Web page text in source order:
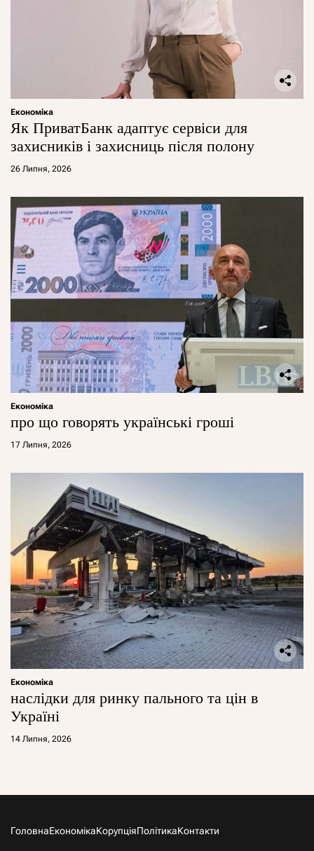
Економіка
Як ПриватБанк адаптує сервіси для
захисників і захисниць після полону
26 Липня, 2026
Економіка
про що говорять українські гроші
17 Липня, 2026
Економіка
наслідки для ринку пального та цін в
Україні
14 Липня, 2026
ГоловнаЕкономікаКорупціяПолітикаКонтакти